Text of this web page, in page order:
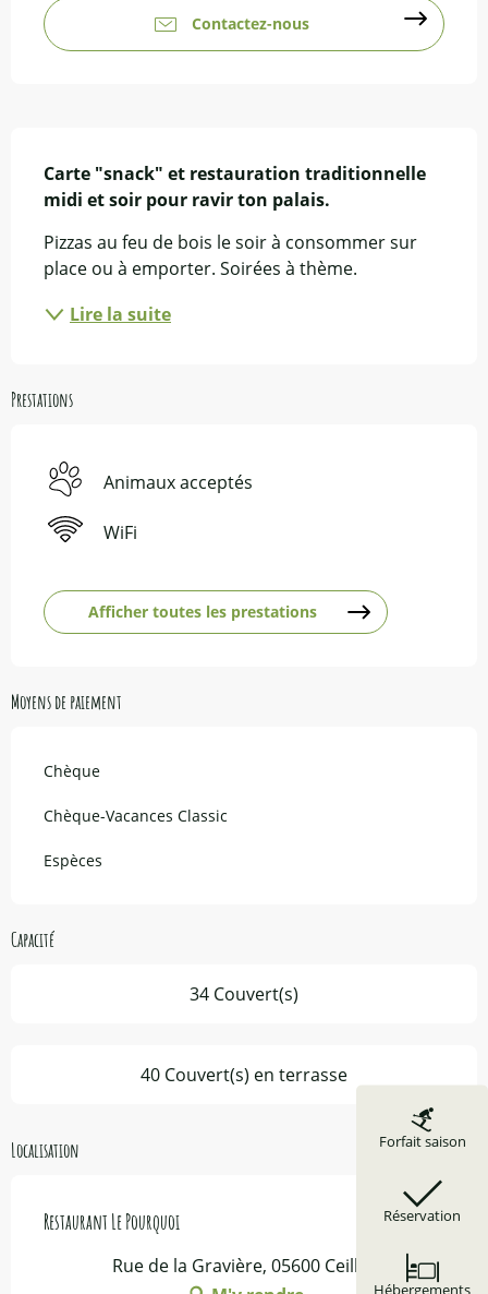
Forfait saison
Réservation
Contactez-nous
Carte "snack" et restauration traditionnelle
midi et soir pour ravir ton palais.
Pizzas au feu de bois le soir à consommer sur
place ou à emporter. Soirées à thème.
Lire la suite
Prestations
Animaux acceptés
WiFi
Afficher toutes les prestations
Moyens de paiement
Chèque
Chèque-Vacances Classic
Espèces
Capacité
34 Couvert(s)
40 Couvert(s) en terrasse
Localisation
Restaurant Le Pourquoi
Rue de la Gravière, 05600 Ceillac